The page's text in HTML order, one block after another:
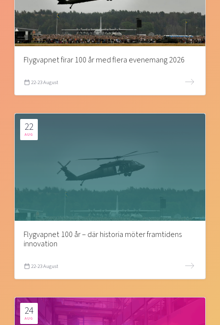
Flygvapnet firar 100 år med flera evenemang 2026
22-23 August
22
AUG
Flygvapnet 100 år – där historia möter framtidens
innovation
22-23 August
24
AUG